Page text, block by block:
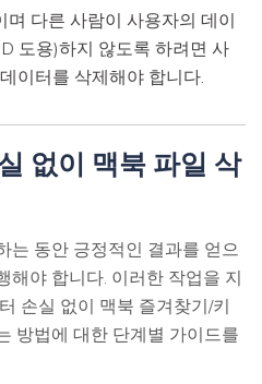
며 다른 사람이 사용자의 데이
도용)하지 않도록 하려면 사
이터를 삭제해야 합니다.
없이 맥북 파일 삭
는 동안 긍정적인 결과를 얻으
해야 합니다. 이러한 작업을 지
손실 없이 맥북 즐겨찾기/키
방법에 대한 단계별 가이드를